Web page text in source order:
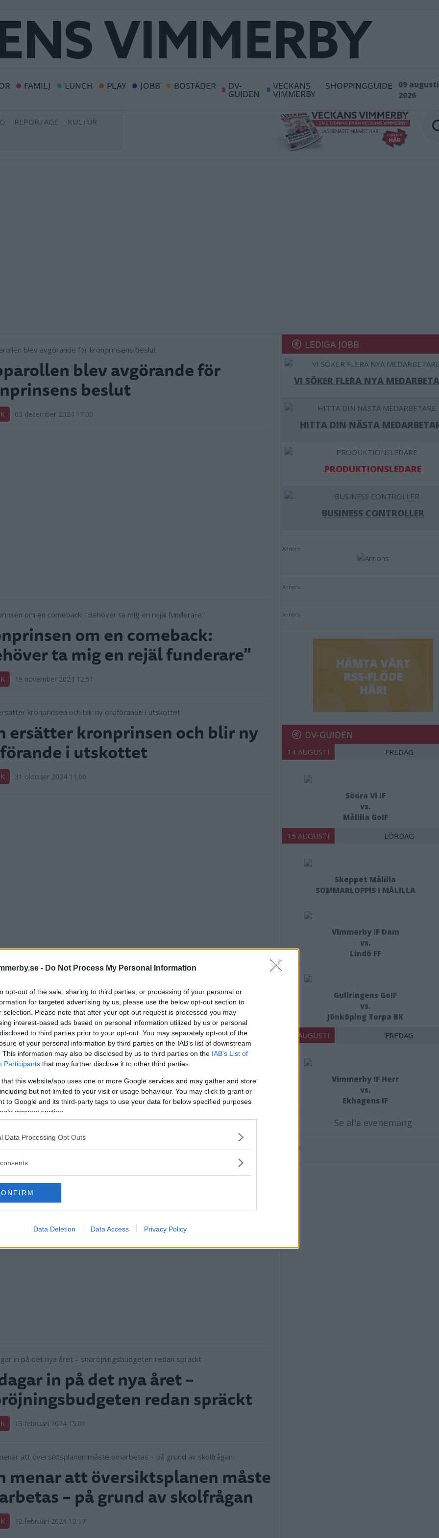
- Do Not Process My Personal Information
opt-out of the sale, sharing to third parties, or processing of your personal or
for targeted advertising by us, please use the below opt-out section to
selection. Please note that after your opt-out request is processed you may
interest-based ads based on personal information utilized by us or personal
to third parties prior to your opt-out. You may separately opt-out of the
of your personal information by third parties on the IAB’s list of downstream
This information may also be disclosed by us to third parties on the IAB’s List of
Participants that may further disclose it to other third parties.
that this website/app uses one or more Google services and may gather and store
but not limited to your visit or usage behaviour. You may click to grant or
to Google and its third-party tags to use your data for below specified purposes
consent section.
Data Processing Opt Outs
Data Deletion Data Access Privacy Policy
FAMILJ LUNCH PLAY JOBB BOSTÄDER DV-
GUIDEN
VECKANS
VIMMERBY
SHOPPINGGUIDE
09 augusti
2026
REPORTAGE
KULTUR
blev avgörande för
beslut
03 december 2024 17.00
om en comeback:
ta mig en rejäl funderare"
19 november 2024 12.51
ersätter kronprinsen och blir ny
i utskottet
31 oktober 2024 11.00
klart vem som ersätter
– oppositionsrådet får
09 oktober 2024 14.00
inom S lämnar politiken
förklarar han beslutet
15 augusti 2024 14.10
in på det nya året –
redan spräckt
13 februari 2024 15.01
menar att översiktsplanen måste
– på grund av skolfrågan
12 februari 2024 12.17
LEDIGA JOBB
VI SÖKER FLERA NYA
HITTA DIN NÄSTA
PRODUKTIONSLEDARE
BUSINESS CONTROLLER
Annons:
Annons:
Annons:
DV-GUIDEN
14 AUGUSTI FREDAG
Södra Vi IF
vs.
Målilla GoIF
15 AUGUSTI LÖRDAG
Skeppet Målilla
SOMMARLOPPIS I MÅLILLA
Vimmerby IF Dam
vs.
Lindö FF
Gullringens GoIF
vs.
Jönköping Torpa BK
21 AUGUSTI FREDAG
Vimmerby IF Herr
vs.
Ekhagens IF
Se alla evenemang
Annons: